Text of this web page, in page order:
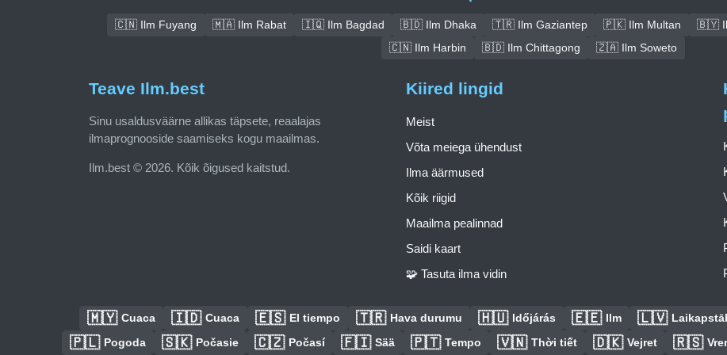
🇨🇳 Ilm Fuyang 🇲🇦 Ilm Rabat 🇮🇶 Ilm Bagdad 🇧🇩 Ilm Dhaka 🇹🇷 Ilm Gaziantep 🇵🇰 Ilm Multan 🇧🇾
🇨🇳 Ilm Harbin
🇧🇩 Ilm Chittagong 🇿🇦 Ilm Soweto
Teave Ilm.best
Sinu usaldusväärne allikas täpsete, reaalajas
ilmaprognooside saamiseks kogu maailmas.
Ilm.best © 2026. Kõik õigused kaitstud.
Kiired lingid
Meist
Võta meiega ühendust
Ilma äärmused
Kõik riigid
Maailma pealinnad
Saidi kaart
🧩 Tasuta ilma vidin
🇲🇾 Cuaca 🇮🇩 Cuaca 🇪🇸 El tiempo 🇹🇷 Hava durumu 🇭🇺 Időjárás 🇪🇪 Ilm 🇱🇻
🇵🇱 Pogoda 🇸🇰 Počasie 🇨🇿 Počasí 🇫🇮 Sää 🇵🇹 Tempo 🇻🇳 Thời tiết 🇩🇰 Vejret 🇷🇸